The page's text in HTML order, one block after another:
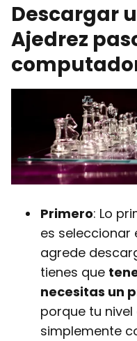
Descargar
Ajedrez
Primero: Lo
es
agrede
tienes que
necesitas un
porque tu
simplemente